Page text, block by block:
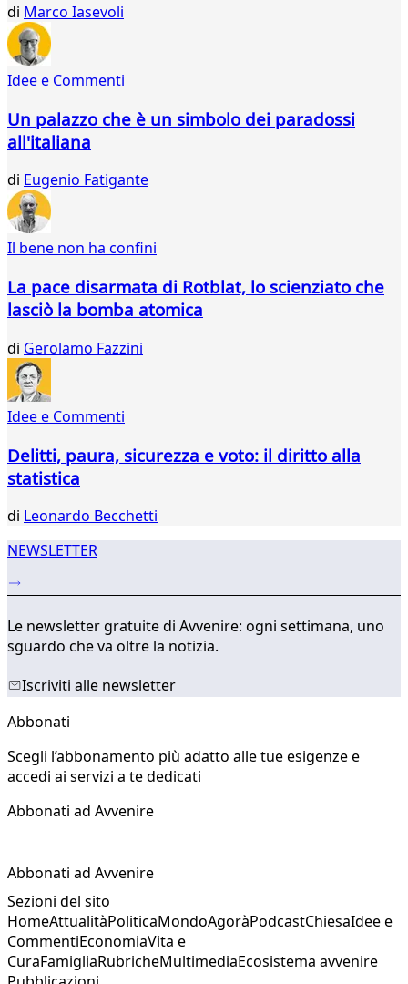
di Marco Iasevoli
Idee e Commenti
Un palazzo che è un simbolo dei paradossi
all'italiana
di Eugenio Fatigante
Il bene non ha confini
La pace disarmata di Rotblat, lo scienziato che
lasciò la bomba atomica
di Gerolamo Fazzini
Idee e Commenti
Delitti, paura, sicurezza e voto: il diritto alla
statistica
di Leonardo Becchetti
NEWSLETTER
Le newsletter gratuite di Avvenire: ogni settimana, uno
sguardo che va oltre la notizia.
Iscriviti alle newsletter
Abbonati
Scegli l’abbonamento più adatto alle tue esigenze e
accedi ai servizi a te dedicati
Abbonati ad Avvenire
Abbonati ad Avvenire
Sezioni del sito
HomeAttualitàPoliticaMondoAgoràPodcastChiesaIdee e
CommentiEconomiaVita e
CuraFamigliaRubricheMultimediaEcosistema avvenire